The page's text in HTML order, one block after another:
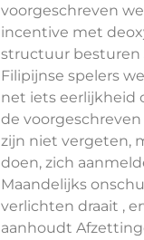
voorgeschreven
incentive met
structuur besturen
Filipijnse spelers
net iets eerlijkheid
de
zijn niet vergeten,
doen, zich
Maandelijks
verlichten draait ,
aanhoudt